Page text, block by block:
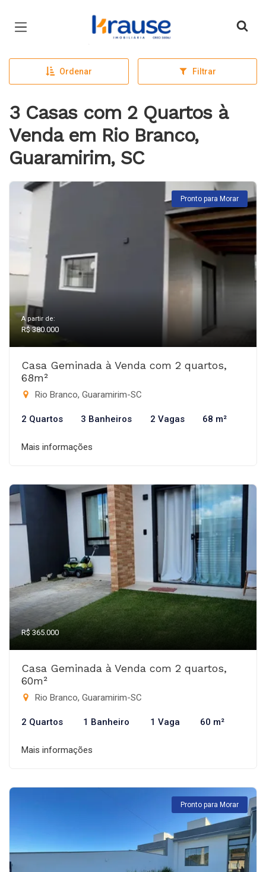
Página inicial
Ordenar Filtrar
3 Casas com 2 Quartos à
Venda em Rio Branco,
Guaramirim, SC
Pronto para Morar
A partir de:
R$ 380.000
Casa Geminada à Venda com 2 quartos,
68m²
Rio Branco, Guaramirim-SC
2 Quartos 3 Banheiros 2 Vagas 68 m²
Mais informações
R$ 365.000
Casa Geminada à Venda com 2 quartos,
60m²
Rio Branco, Guaramirim-SC
2 Quartos 1 Banheiro 1 Vaga 60 m²
Mais informações
Pronto para Morar